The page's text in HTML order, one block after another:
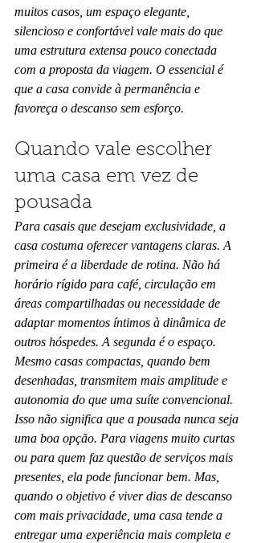
muitos casos, um espaço elegante,
silencioso e confortável vale mais do que
uma estrutura extensa pouco conectada
com a proposta da viagem. O essencial é
que a casa convide à permanência e
favoreça o descanso sem esforço.
Quando vale escolher
uma casa em vez de
pousada
Para casais que desejam exclusividade, a
casa costuma oferecer vantagens claras. A
primeira é a liberdade de rotina. Não há
horário rígido para café, circulação em
áreas compartilhadas ou necessidade de
adaptar momentos íntimos à dinâmica de
outros hóspedes. A segunda é o espaço.
Mesmo casas compactas, quando bem
desenhadas, transmitem mais amplitude e
autonomia do que uma suíte convencional.
Isso não significa que a pousada nunca seja
uma boa opção. Para viagens muito curtas
ou para quem faz questão de serviços mais
presentes, ela pode funcionar bem. Mas,
quando o objetivo é viver dias de descanso
com mais privacidade, uma casa tende a
entregar uma experiência mais completa e